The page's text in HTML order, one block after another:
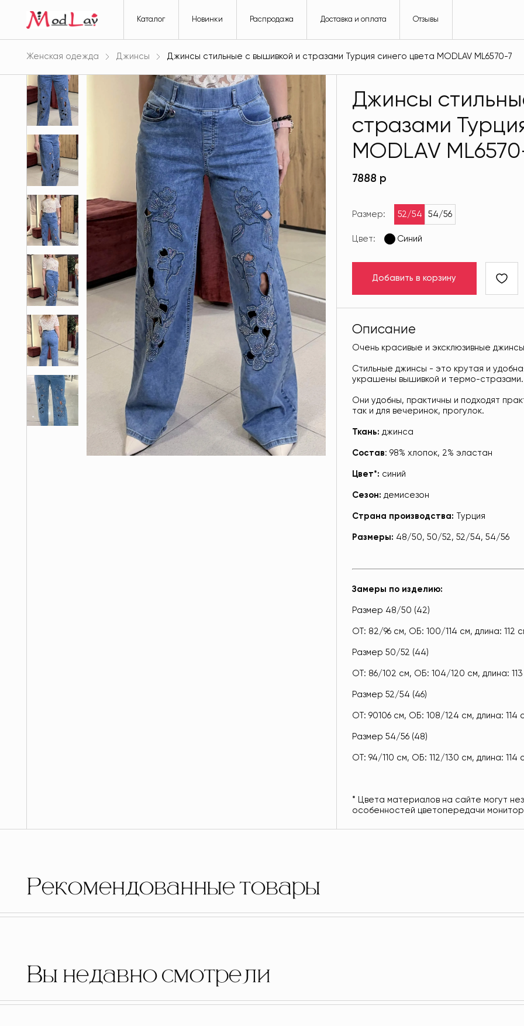
Каталог Новинки Распродажа Доставка и оплата Отзывы
Женская одежда Джинсы Джинсы стильные с вышивкой и стразами Турция синего цвета MODLAV ML6570-7
Джинсы
стразами
MODLAV
7888 р
Размер: 52/54 54/56
Цвет: Синий
Добавить в корзину
Описание
Очень красивые и эксклюзивные
Стильные джинсы - это крутая и
украшены вышивкой и термо-стразами.
Они удобны, практичны и подходят
так и для вечеринок, прогулок.
Ткань:джинса
Состав: 98% хлопок, 2% эластан
Цвет*: синий
Сезон: демисезон
Страна производства: Турция
Размеры: 48/50, 50/52, 52/54, 54/56
Замеры по изделию:
Размер 48/50 (42)
ОТ: 82/96 см, ОБ: 100/114 см, длина: 112
Размер 50/52 (44)
ОТ: 86/102 см, ОБ: 104/120 см, длина:
Размер 52/54 (46)
ОТ: 90106 см, ОБ: 108/124 см, длина: 114
Размер 54/56 (48)
ОТ: 94/110 см, ОБ: 112/130 см, длина: 114
* Цвета материалов на сайте могут
особенностей цветопередачи
Рекомендованные товары
Вы недавно смотрели